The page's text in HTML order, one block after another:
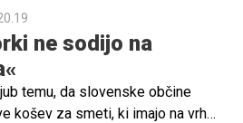
ne sodijo na
temu, da slovenske občine
košev za smeti, ki imajo na vrhu